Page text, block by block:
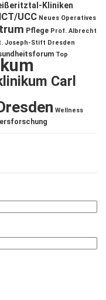
Kliniken
UCC Neues Operatives
Pflege Prof. Albrecht
Joseph-Stift Dresden
Top
Carl
Wellness